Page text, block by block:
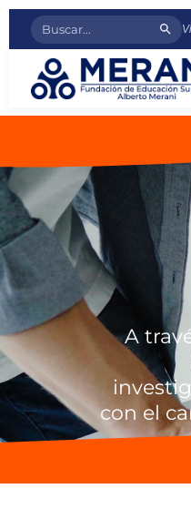
A
con el